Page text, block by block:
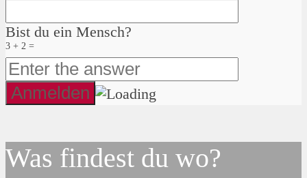
Bist du ein Mensch?
3 + 2 =
Was findest du wo?